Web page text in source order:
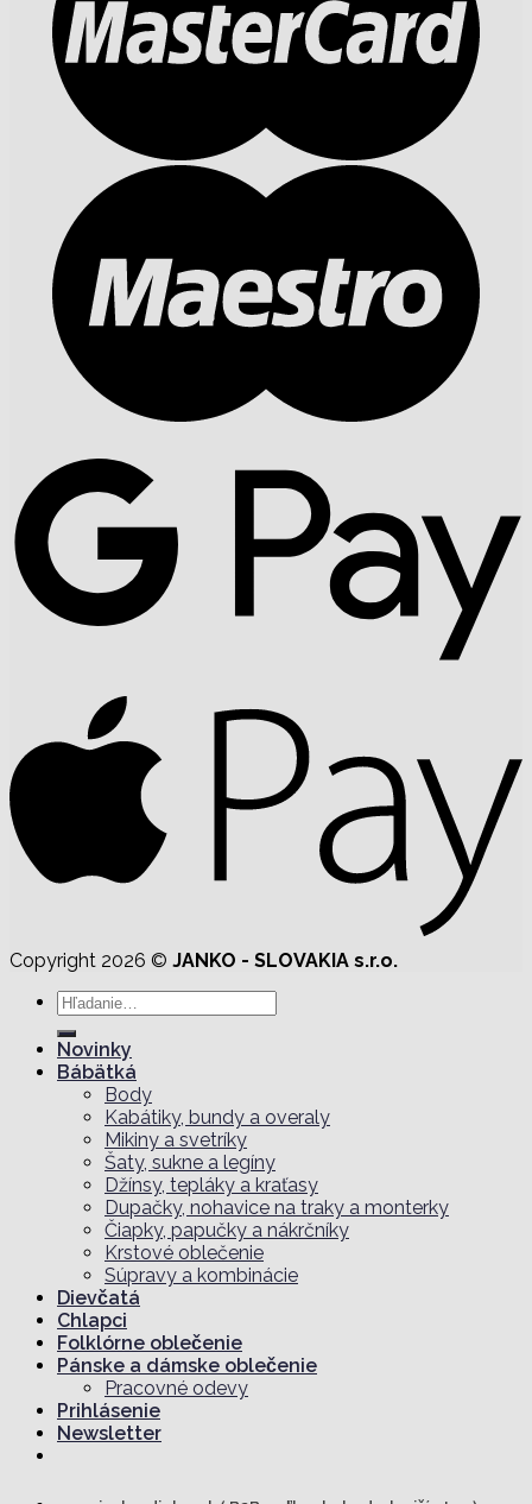
Copyright 2026 © JANKO - SLOVAKIA s.r.o.
Hľadať:
Novinky
Bábätká
Body
Kabátiky, bundy a overaly
Mikiny a svetríky
Šaty, sukne a legíny
Džínsy, tepláky a kraťasy
Dupačky, nohavice na traky a monterky
Čiapky, papučky a nákrčníky
Krstové oblečenie
Súpravy a kombinácie
Dievčatá
Chlapci
Folklórne oblečenie
Pánske a dámske oblečenie
Pracovné odevy
Prihlásenie
Newsletter